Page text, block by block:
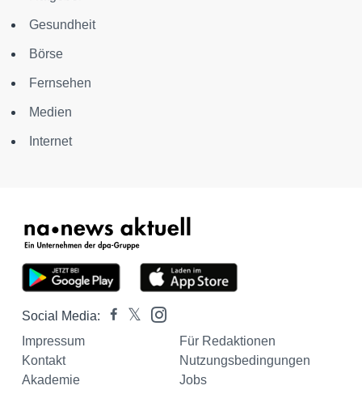
Gesundheit
Börse
Fernsehen
Medien
Internet
Social Media:
Impressum
Für Redaktionen
Kontakt
Nutzungsbedingungen
Akademie
Jobs